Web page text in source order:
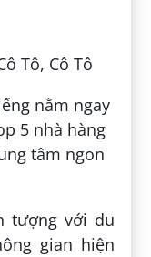
Tô, Cô Tô
tượng với du
gian hiện